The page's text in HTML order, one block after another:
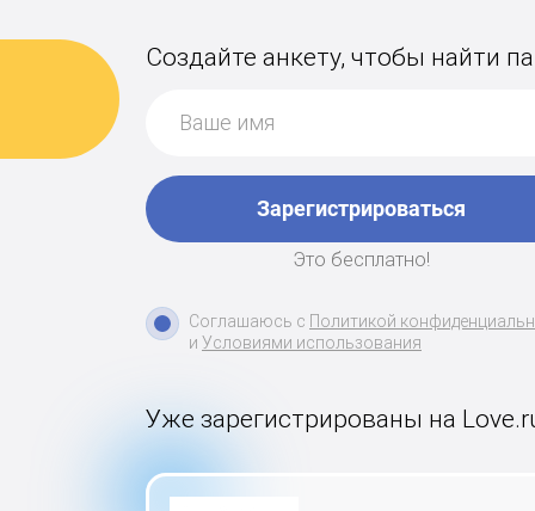
Создайте анкету, чтобы найти
Зарегистрироваться
Это бесплатно!
Соглашаюсь с Политикой
и Условиями использования
Уже зарегистрированы на